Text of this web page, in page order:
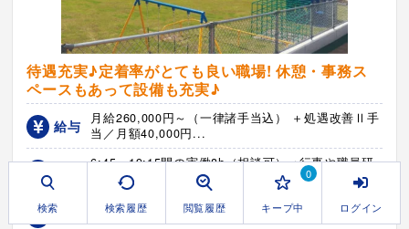
待遇充実♪定着率がとても良い職場! 休憩・事務ス
ペースもあって設備も充実♪
給与
月給260,000円～（一律諸手当込） ＋処遇改善Ⅱ手
当／月額40,000円...
6:45～19:15間の実働8h（相談可） ※行事や職員研
修時は時間変更有
休日 週休2日制（年105日）、 他年末年始
検索 検索履歴 閲覧履歴 キープ中
0
ログイン